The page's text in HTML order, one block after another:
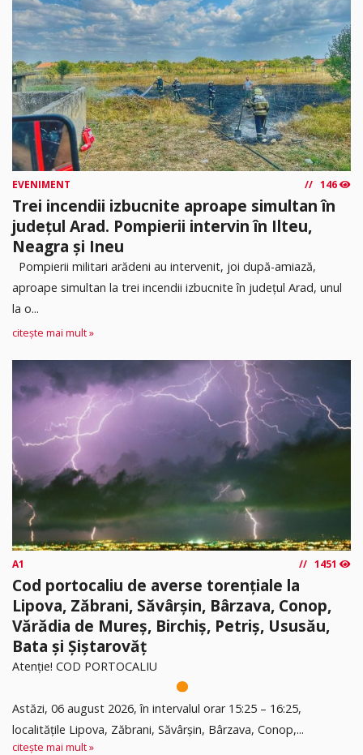
EVENIMENT 146
Trei incendii izbucnite aproape simultan în
județul Arad. Pompierii intervin în Ilteu,
Neagra și Ineu
Pompierii militari arădeni au intervenit, joi după-amiază,
aproape simultan la trei incendii izbucnite în județul Arad, unul
la o...
citește mai mult »
A1 1451
Cod portocaliu de averse torențiale la
Lipova, Zăbrani, Săvârșin, Bârzava, Conop,
Vărădia de Mureș, Birchiș, Petriș, Ususău,
Bata și Șiștarovăț
Atenție! COD PORTOCALIU
Astăzi, 06 august 2026, în intervalul orar 15:25 – 16:25,
localitățile Lipova, Zăbrani, Săvârșin, Bârzava, Conop,...
citește mai mult »